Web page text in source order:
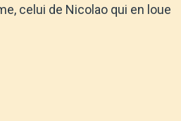
celui de Nicolao qui en loue